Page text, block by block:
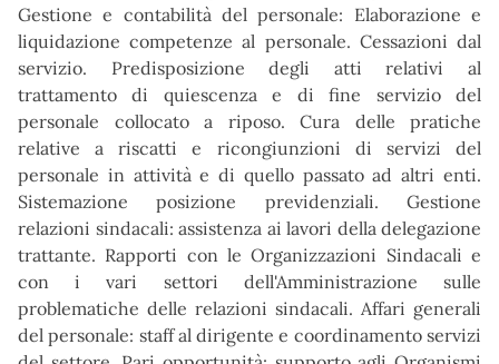
Gestione e contabilità del personale: Elaborazione e
liquidazione competenze al personale. Cessazioni dal
servizio. Predisposizione degli atti relativi al
trattamento di quiescenza e di fine servizio del
personale collocato a riposo. Cura delle pratiche
relative a riscatti e ricongiunzioni di servizi del
personale in attività e di quello passato ad altri enti.
Sistemazione posizione previdenziali. Gestione
relazioni sindacali: assistenza ai lavori della delegazione
trattante. Rapporti con le Organizzazioni Sindacali e
con i vari settori dell'Amministrazione sulle
problematiche delle relazioni sindacali. Affari generali
del personale: staff al dirigente e coordinamento servizi